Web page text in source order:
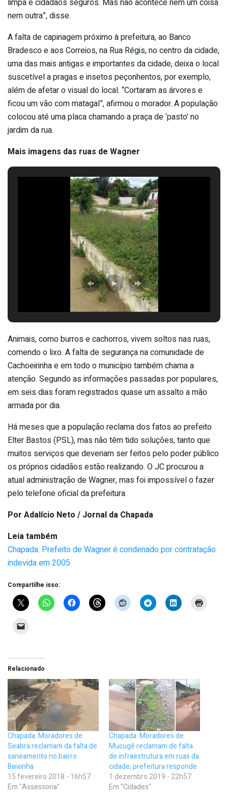
nem outra”, disse.
A falta de capinagem próximo à prefeitura, ao Banco
Bradesco e aos Correios, na Rua Régis, no centro da cidade,
uma das mais antigas e importantes da cidade, deixa o local
suscetível a pragas e insetos peçonhentos, por exemplo,
além de afetar o visual do local. “Cortaram as árvores e
ficou um vão com matagal”, afirmou o morador. A população
colocou até uma placa chamando a praça de ‘pasto’ no
jardim da rua.
Mais imagens das ruas de Wagner
Animais, como burros e cachorros, vivem soltos nas ruas,
comendo o lixo. A falta de segurança na comunidade de
Cachoeirinha e em todo o município também chama a
atenção. Segundo as informações passadas por populares,
em seis dias foram registrados quase um assalto a mão
armada por dia.
Há meses que a população reclama dos fatos ao prefeito
Elter Bastos (PSL), mas não têm tido soluções, tanto que
muitos serviços que deveriam ser feitos pelo poder público
os próprios cidadãos estão realizando. O JC procurou a
atual administração de Wagner, mas foi impossível o fazer
pelo telefone oficial da prefeitura.
Por Adalício Neto / Jornal da Chapada
Leia também
Chapada: Prefeito de Wagner é condenado por contratação
indevida em 2005
Compartilhe isso:
Relacionado
Chapada: Moradores de
Seabra reclamam da falta de
saneamento no bairro
Baixinha
15 fevereiro 2018 - 16h57
Em "Assessoria"
Chapada: Moradores de
Mucugê reclamam de falta
de infraestrutura em ruas da
cidade; prefeitura responde
1 dezembro 2019 - 22h57
Em "Cidades"